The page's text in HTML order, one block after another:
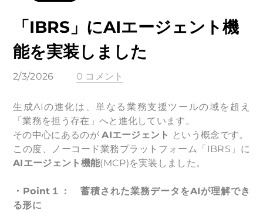
「IBRS」にAIエージェント機
能を実装しました
2/3/2026 0 コメント
生成AIの進化は、単なる業務支援ツールの域を超え
「業務を担う存在」へと進化しています。
​その中心にあるのがAIエージェント という概念です。
この度、ノーコード業務プラットフォーム「IBRS」に
AIエージェント機能(MCP)を実装しました。
・Point１： 蓄積された業務データをAIが理解でき
る形に